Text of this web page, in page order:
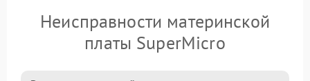
Неисправности материнской
платы SuperMicro